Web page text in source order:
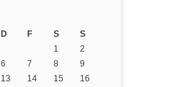
D F S S
1
2
6 7 8
9
13 14 15
16